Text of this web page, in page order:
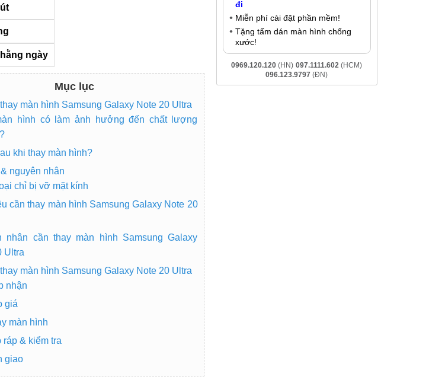
ngày
Mục lục
màn hình Samsung Galaxy Note 20 Ultra
hình có làm ảnh hưởng đến chất lượng
khi thay màn hình?
nguyên nhân
chỉ bị vỡ mặt kính
cần thay màn hình Samsung Galaxy Note 20
nhân cần thay màn hình Samsung Galaxy
Ultra
màn hình Samsung Galaxy Note 20 Ultra
nhận
giá
màn hình
ráp & kiểm tra
giao
đi
Miễn phí cài đặt phần mềm!
Tặng tấm dán màn hình chống
xước!
0969.120.120 (HN) 097.1111.602 (HCM)
096.123.9797 (ĐN)